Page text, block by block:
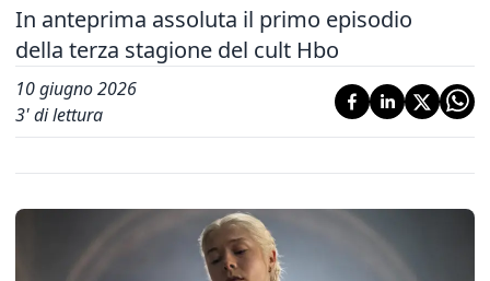
In anteprima assoluta il primo episodio
della terza stagione del cult Hbo
10 giugno 2026
3' di lettura